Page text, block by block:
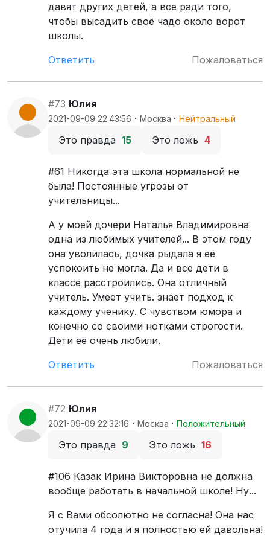
давят других детей, а все ради того,
чтобы высадить своё чадо около ворот
школы.
Ответить
Пожаловаться
#73 Юлия
2021-09-09 22:43:56 · Москва · Нейтральный
Это правда 15 Это ложь 4
#61 Никогда эта школа нормальной не
была! Постоянные угрозы от
учительницы...
А у моей дочери Наталья Владимировна
одна из любимых учителей... В этом году
она уволилась, дочка рыдала я её
успокоить не могла. Да и все дети в
классе расстроились. Она отличный
учитель. Умеет учить. знает подход к
каждому ученику. С чувством юмора и
конечно со своими нотками строгости.
Дети её очень любили.
Ответить
Пожаловаться
#72 Юлия
2021-09-09 22:32:16 · Москва · Положительный
Это правда 9 Это ложь 16
#106 Казак Ирина Викторовна не должна
вообще работать в начальной школе! Ну...
Я с Вами обсолютно не согласна! Она нас
отучила 4 года и я полностью ей давольна!